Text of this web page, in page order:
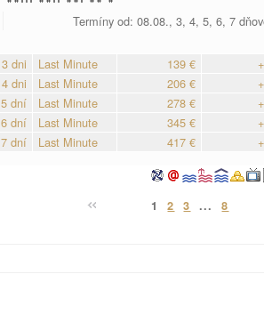
Termíny od: 08.08., 3, 4, 5, 6, 7
3 dni Last Minute 139 €
4 dni Last Minute 206 €
5 dní Last Minute 278 €
6 dní Last Minute 345 €
7 dní Last Minute 417 €
1 2 3 ...8